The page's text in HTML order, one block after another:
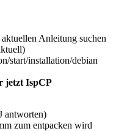
Anleitung suchen
start/installation/debian
jetzt IspCP
antworten)
zum entpacken wird